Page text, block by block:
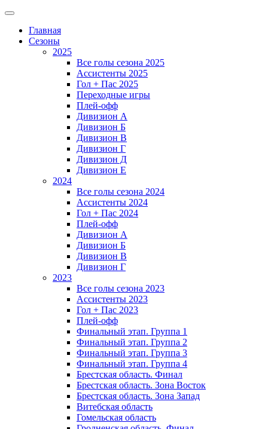
Главная
Сезоны
2025
Все голы сезона 2025
Ассистенты 2025
Гол + Пас 2025
Переходные игры
Плей-офф
Дивизион A
Дивизион Б
Дивизион В
Дивизион Г
Дивизион Д
Дивизион Е
2024
Все голы сезона 2024
Ассистенты 2024
Гол + Пас 2024
Плей-офф
Дивизион A
Дивизион Б
Дивизион В
Дивизион Г
2023
Все голы сезона 2023
Ассистенты 2023
Гол + Пас 2023
Плей-офф
Финальный этап. Группа 1
Финальный этап. Группа 2
Финальный этап. Группа 3
Финальный этап. Группа 4
Брестская область. Финал
Брестская область. Зона Восток
Брестская область. Зона Запад
Витебская область
Гомельская область